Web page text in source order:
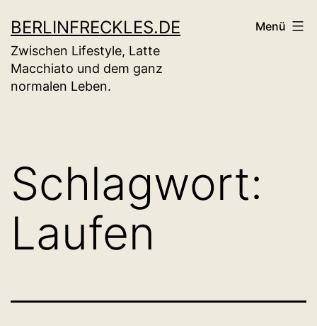
Inhalt
springen
BERLINFRECKLES.DE
Zwischen Lifestyle, Latte
Macchiato und dem ganz
normalen Leben.
Menü
Schlagwort:
Laufen